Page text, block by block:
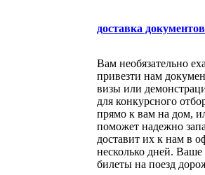
доставка документов
Вам необязательно
привезти нам
визы или
для конкурсного
прямо к вам на дом,
поможет надежно
доставит их к нам в
несколько дней.
билеты на поезд